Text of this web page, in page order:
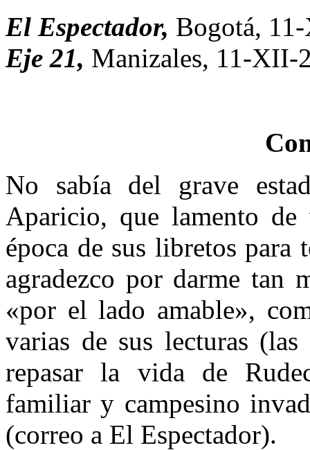
El Espectador, Bogotá,
Eje 21, Manizales, 11-XII-
No sabía del grave
Aparicio, que lamento de
época de sus libretos
agradezco por darme tan
«por el lado amable»,
varias de sus lecturas
repasar la vida de
familiar y campesino
(correo a El Espectador).